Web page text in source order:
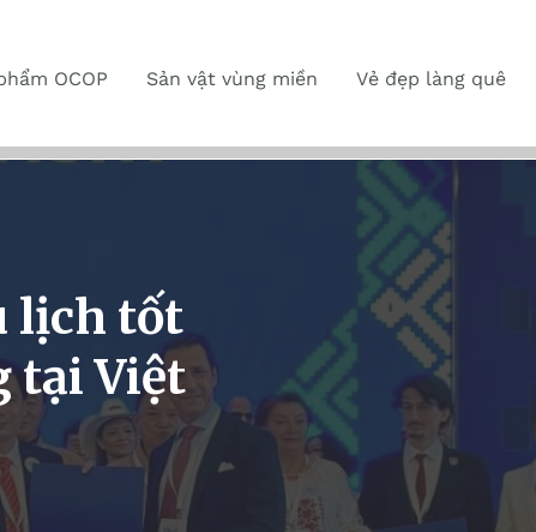
OCOP Sản vật vùng miền Vẻ đẹp làng quê
lịch tốt
tại Việt